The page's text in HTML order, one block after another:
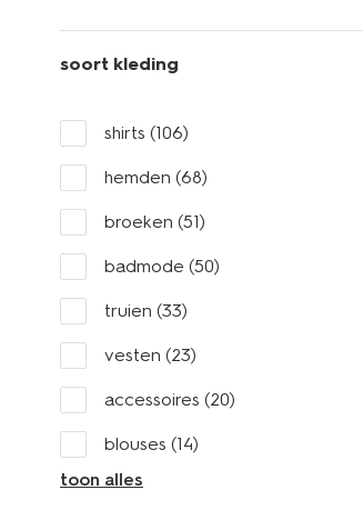
soort kleding
shirts (106)
hemden (68)
broeken (51)
badmode (50)
truien (33)
vesten (23)
accessoires (20)
blouses (14)
toon alles